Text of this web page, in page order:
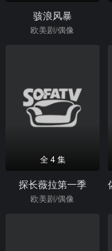
骇浪风暴
欧美剧/偶像
全 4 集
探长薇拉第一季
欧美剧/偶像